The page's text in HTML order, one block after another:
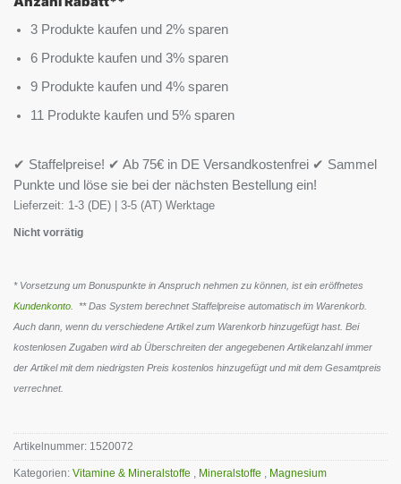
3 Produkte kaufen und 2% sparen
6 Produkte kaufen und 3% sparen
9 Produkte kaufen und 4% sparen
11 Produkte kaufen und 5% sparen
✔ Staffelpreise! ✔ Ab 75€ in DE Versandkostenfrei ✔ Sammel
Punkte und löse sie bei der nächsten Bestellung ein!
Lieferzeit: 1-3 (DE) | 3-5 (AT) Werktage
Nicht vorrätig
* Vorsetzung um Bonuspunkte in Anspruch nehmen zu können, ist ein eröffnetes
Kundenkonto . ** Das System berechnet Staffelpreise automatisch im Warenkorb.
Auch dann, wenn du verschiedene Artikel zum Warenkorb hinzugefügt hast. Bei
kostenlosen Zugaben wird ab Überschreiten der angegebenen Artikelanzahl immer
der Artikel mit dem niedrigsten Preis kostenlos hinzugefügt und mit dem Gesamtpreis
verrechnet.
Artikelnummer: 1520072
Kategorien: Vitamine & Mineralstoffe , Mineralstoffe , Magnesium